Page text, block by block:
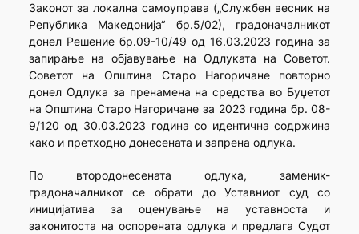
Законот за локална самоуправа („Службен весник на
Република Македонија“ бр.5/02), градоначалникот
донел Решение бр.09-10/49 од 16.03.2023 година за
запирање на објавување на Одлуката на Советот.
Советот на Општина Старо Нагоричане повторно
донел Одлука за пренамена на средства во Буџетот
на Општина Старо Нагоричане за 2023 година бр. 08-
9/120 од 30.03.2023 година со идентична содржина
како и претходно донесената и запрена одлука.
По втородонесената одлука, заменик-
градоначалникот се обрати до Уставниот суд со
иницијатива за оценување на уставноста и
законитоста на оспорената одлука и предлага Судот